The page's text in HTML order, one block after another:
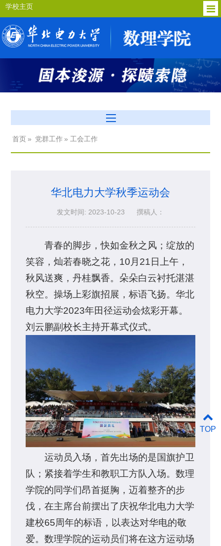
学校主页
首页 » 党群工作 » 工会工作
华北电力大学秋季运动会
发文时间: 2023-10-23 撰稿人：
青春的脚步，快如金秋之风；绽放的
笑容，灿若春晓之花，10月21日上午，
秋风送爽，丹桂飘香。朵朵白云衬托湛湛
秋空。操场上彩旗招展，标语飞扬。华北
电力大学2023年田径运动会炫彩开幕。
刘云鹏副校长主持开幕式仪式。
运动员入场，首先出场的是国旗护卫
队；紧接着学生和教职工方队入场。数理
学院的同学们昂首挺胸，迈着整齐的步
伐，在主席台前摆出了庆祝华北电力大学
建校65周年的标语，以表达对华电的敬
爱。数理学院的运动员们将在这方运动场
TOP